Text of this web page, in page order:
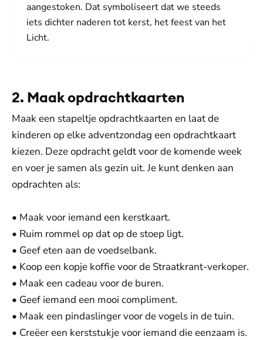
aangestoken. Dat symboliseert dat we steeds
iets dichter naderen tot kerst, het feest van het
Licht.
2. Maak opdrachtkaarten
Maak een stapeltje opdrachtkaarten en laat de
kinderen op elke adventzondag een opdrachtkaart
kiezen. Deze opdracht geldt voor de komende week
en voer je samen als gezin uit. Je kunt denken aan
opdrachten als:
• Maak voor iemand een kerstkaart.
• Ruim rommel op dat op de stoep ligt.
• Geef eten aan de voedselbank.
• Koop een kopje koffie voor de Straatkrant-verkoper.
• Maak een cadeau voor de buren.
• Geef iemand een mooi compliment.
• Maak een pindaslinger voor de vogels in de tuin.
• Creëer een kerststukje voor iemand die eenzaam is.